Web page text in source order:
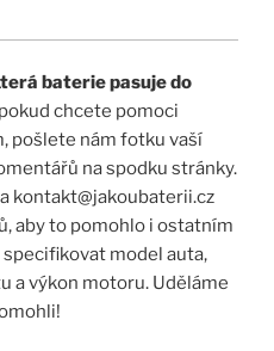
baterie pasuje do
chcete pomoci
pošlete nám fotku vaší
na spodku stránky.
kontakt@jakoubaterii.cz
aby to pomohlo i ostatním
model auta,
a výkon motoru. Uděláme